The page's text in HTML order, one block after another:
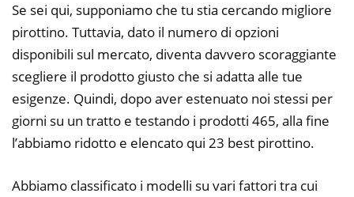
Se sei qui, supponiamo che tu stia cercando migliore
pirottino. Tuttavia, dato il numero di opzioni
disponibili sul mercato, diventa davvero scoraggiante
scegliere il prodotto giusto che si adatta alle tue
esigenze. Quindi, dopo aver estenuato noi stessi per
giorni su un tratto e testando i prodotti 465, alla fine
l’abbiamo ridotto e elencato qui 23 best pirottino.
Abbiamo classificato i modelli su vari fattori tra cui